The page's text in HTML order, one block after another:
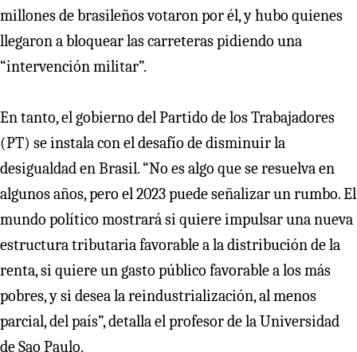
millones de brasileños votaron por él, y hubo quienes
llegaron a bloquear las carreteras pidiendo una
“intervención militar”.
En tanto, el gobierno del Partido de los Trabajadores
(PT) se instala con el desafío de disminuir la
desigualdad en Brasil. “No es algo que se resuelva en
algunos años, pero el 2023 puede señalizar un rumbo. El
mundo político mostrará si quiere impulsar una nueva
estructura tributaria favorable a la distribución de la
renta, si quiere un gasto público favorable a los más
pobres, y si desea la reindustrialización, al menos
parcial, del país”, detalla el profesor de la Universidad
de Sao Paulo.